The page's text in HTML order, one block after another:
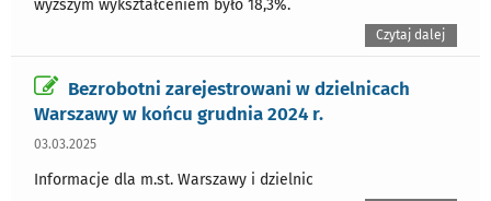
wyższym wykształceniem było 18,3%.
Czytaj dalej
Bezrobotni zarejestrowani w dzielnicach
Warszawy w końcu grudnia 2024 r.
03.03.2025
Informacje dla m.st. Warszawy i dzielnic